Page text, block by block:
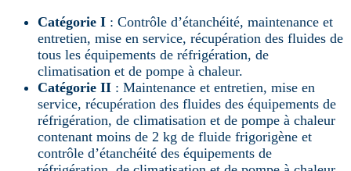
Catégorie I : Contrôle d’étanchéité, maintenance et
entretien, mise en service, récupération des fluides de
tous les équipements de réfrigération, de
climatisation et de pompe à chaleur.
Catégorie II : Maintenance et entretien, mise en
service, récupération des fluides des équipements de
réfrigération, de climatisation et de pompe à chaleur
contenant moins de 2 kg de fluide frigorigène et
contrôle d’étanchéité des équipements de